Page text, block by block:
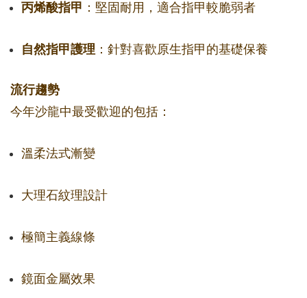
丙烯酸指甲 ：堅固耐用，適合指甲較脆弱者
自然指甲護理 ：針對喜歡原生指甲的基礎保養
流行趨勢
今年沙龍中最受歡迎的包括：
溫柔法式漸變
大理石紋理設計
極簡主義線條
鏡面金屬效果